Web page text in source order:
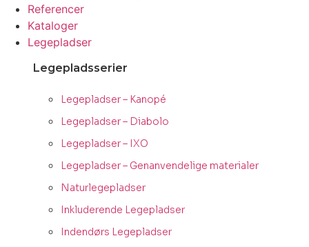
Referencer
Kataloger
Legepladser
Legepladsserier
Legepladser – Kanopé
Legepladser – Diabolo
Legepladser – IXO
Legepladser – Genanvendelige materialer
Naturlegepladser
Inkluderende Legepladser
Indendørs Legepladser